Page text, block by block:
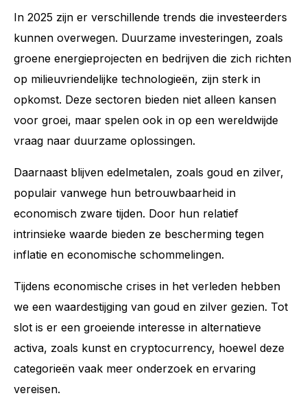
In 2025 zijn er verschillende trends die investeerders
kunnen overwegen. Duurzame investeringen, zoals
groene energieprojecten en bedrijven die zich richten
op milieuvriendelijke technologieën, zijn sterk in
opkomst. Deze sectoren bieden niet alleen kansen
voor groei, maar spelen ook in op een wereldwijde
vraag naar duurzame oplossingen.
Daarnaast blijven edelmetalen, zoals goud en zilver,
populair vanwege hun betrouwbaarheid in
economisch zware tijden. Door hun relatief
intrinsieke waarde bieden ze bescherming tegen
inflatie en economische schommelingen.
Tijdens economische crises in het verleden hebben
we een waardestijging van goud en zilver gezien. Tot
slot is er een groeiende interesse in alternatieve
activa, zoals kunst en cryptocurrency, hoewel deze
categorieën vaak meer onderzoek en ervaring
vereisen.